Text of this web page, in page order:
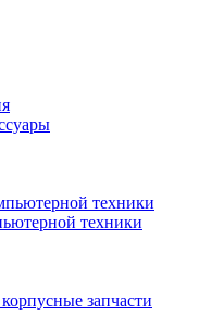
техники
техники
запчасти